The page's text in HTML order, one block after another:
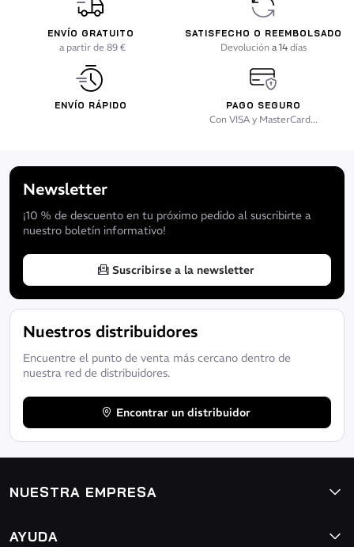
ENVÍO GRATUITO
a partir de 89 €
SATISFECHO O REEMBOLSADO
Devolución a 14 días
ENVÍO RÁPIDO PAGO SEGURO
Con VISA y MasterCard...
Newsletter
¡10 % de descuento en tu próximo pedido al suscribirte a
nuestro boletín informativo!
Suscribirse a la newsletter
Nuestros distribuidores
Encuentre el punto de venta más cercano dentro de
nuestra red de distribuidores.
Encontrar un distribuidor
NUESTRA EMPRESA
AYUDA